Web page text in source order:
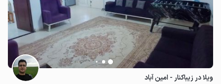
ویلا در زیباکنار - امین آباد